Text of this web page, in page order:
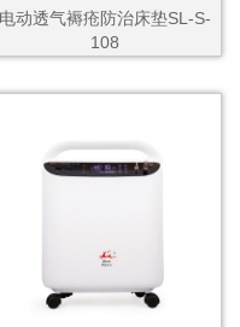
电动透气褥疮防治床垫SL-S-
108